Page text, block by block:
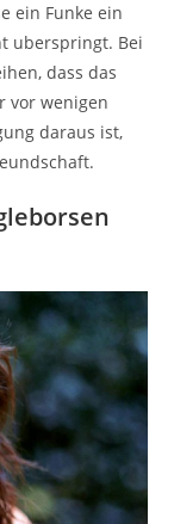
ein Funke ein
uberspringt. Bei
dass das
vor wenigen
daraus ist,